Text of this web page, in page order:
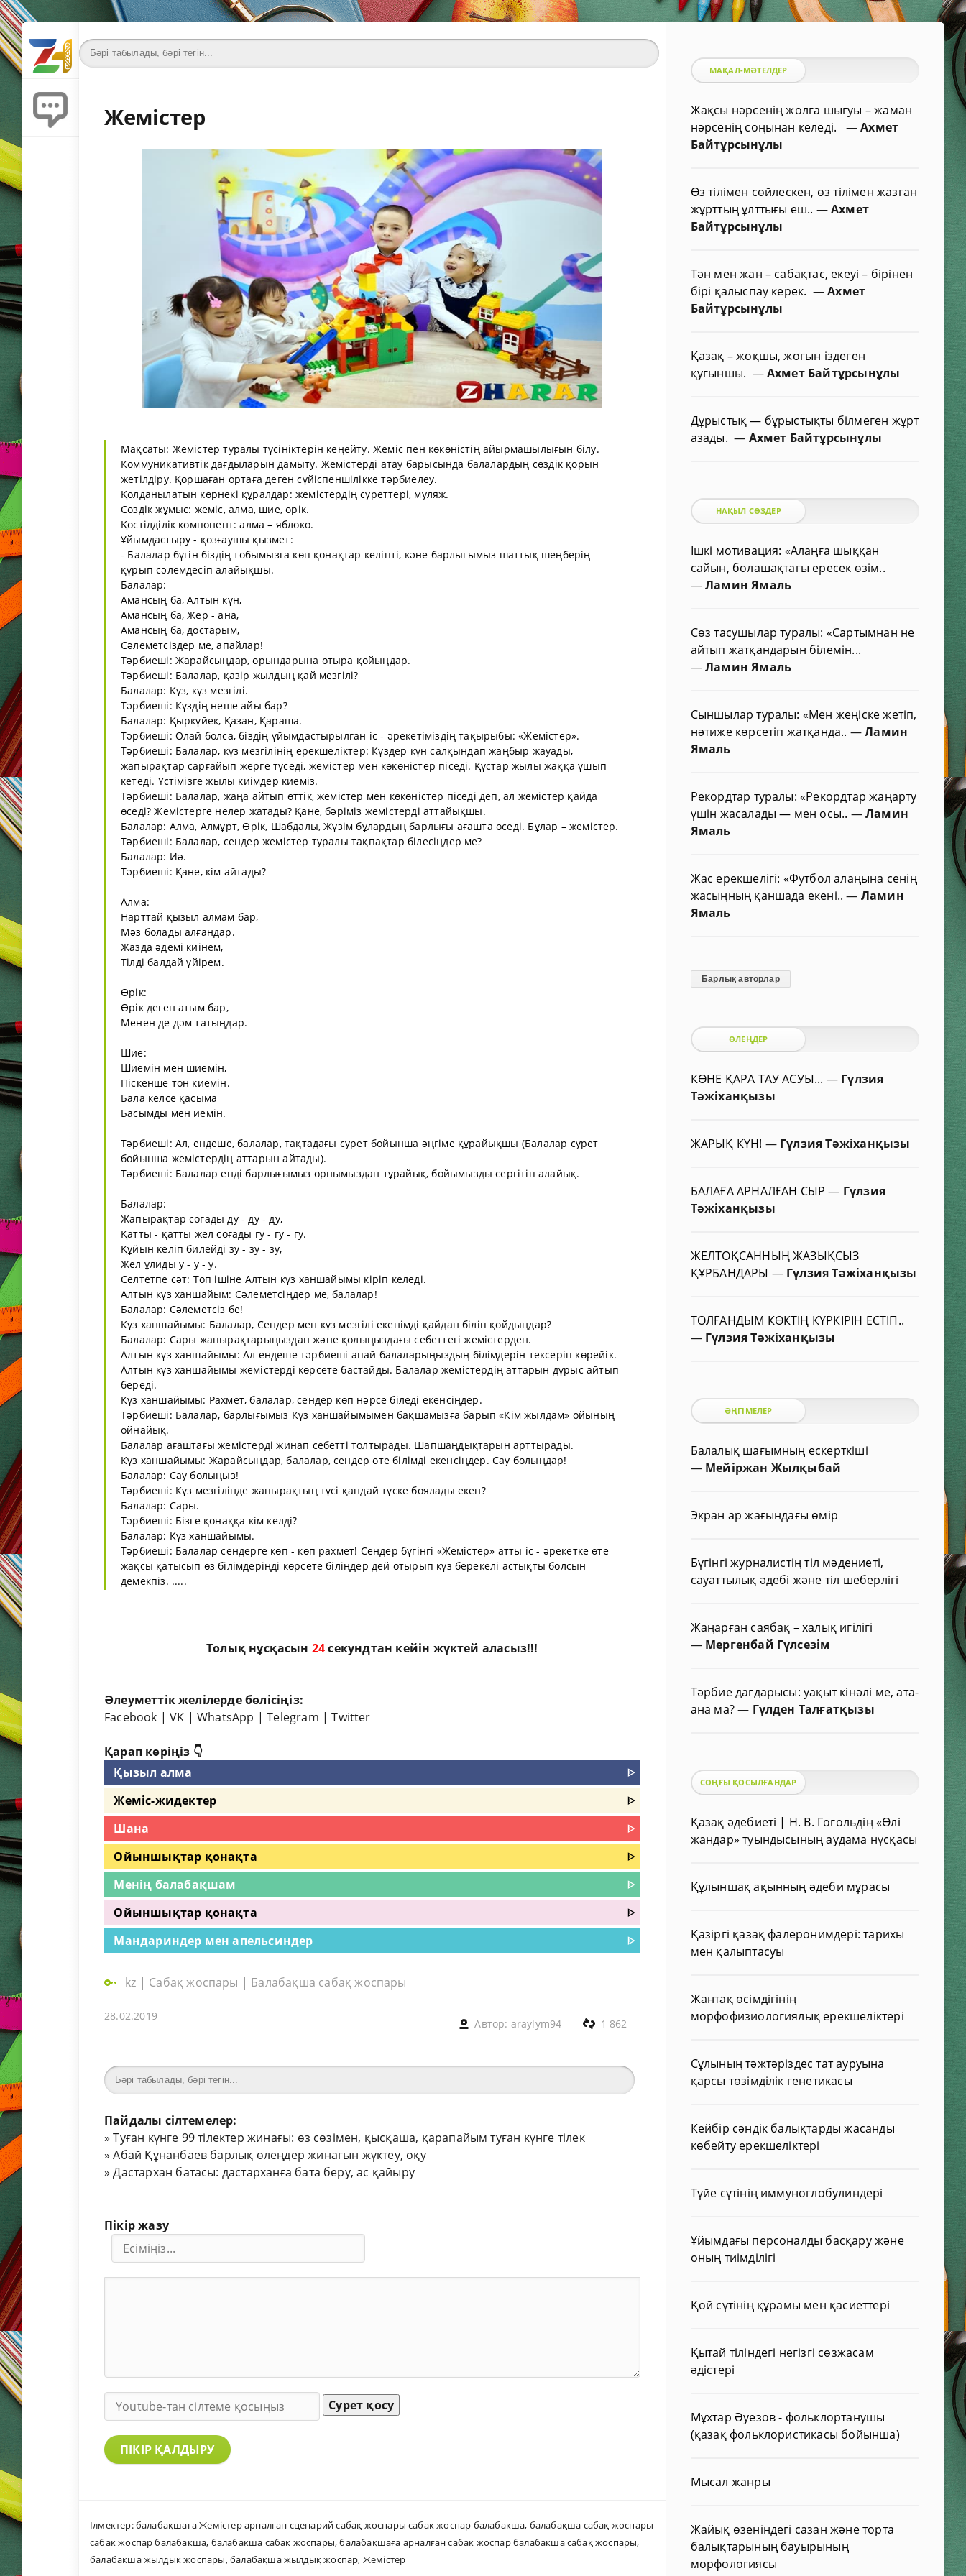
Жемістер
Мақсаты: Жемістер туралы түсініктерін кеңейту. Жеміс пен көкөністің айырмашылығын білу.
Коммуникативтік дағдыларын дамыту. Жемістерді атау барысында балалардың сөздік қорын
жетілдіру. Қоршаған ортаға деген сүйіспеншілікке тәрбиелеу.
Қолданылатын көрнекі құралдар: жемістердің суреттері, муляж.
Сөздік жұмыс: жеміс, алма, шие, өрік.
Қостілділік компонент: алма – яблоко.
Ұйымдастыру - қозғаушы қызмет:
- Балалар бүгін біздің тобымызға көп қонақтар келіпті, кәне барлығымыз шаттық шеңберің
құрып сәлемдесіп алайықшы.
Балалар:
Амансың ба, Алтын күн,
Амансың ба, Жер - ана,
Амансың ба, достарым,
Сәлеметсіздер ме, апайлар!
Тәрбиеші: Жарайсыңдар, орындарына отыра қойыңдар.
Тәрбиеші: Балалар, қазір жылдың қай мезгілі?
Балалар: Күз, күз мезгілі.
Тәрбиеші: Күздің неше айы бар?
Балалар: Қыркүйек, Қазан, Қараша.
Тәрбиеші: Олай болса, біздің ұйымдастырылған іс - әрекетіміздің тақырыбы: «Жемістер».
Тәрбиеші: Балалар, күз мезгілінің ерекшеліктер: Күздер күн салқындап жаңбыр жауады,
жапырақтар сарғайып жерге түседі, жемістер мен көкөністер піседі. Құстар жылы жаққа ұшып
кетеді. Үстімізге жылы киімдер киеміз.
Тәрбиеші: Балалар, жаңа айтып өттік, жемістер мен көкөністер піседі деп, ал жемістер қайда
өседі? Жемістерге нелер жатады? Қане, бәріміз жемістерді аттайықшы.
Балалар: Алма, Алмұрт, Өрік, Шабдалы, Жүзім бұлардың барлығы ағашта өседі. Бұлар – жемістер.
Тәрбиеші: Балалар, сендер жемістер туралы тақпақтар білесіңдер ме?
Балалар: Иә.
Тәрбиеші: Қане, кім айтады?
Алма:
Нарттай қызыл алмам бар,
Мәз болады алғандар.
Жазда әдемі киінем,
Тілді балдай үйірем.
Өрік:
Өрік деген атым бар,
Менен де дәм татыңдар.
Шие:
Шиемін мен шиемін,
Піскенше тон киемін.
Бала келсе қасыма
Басымды мен иемін.
Тәрбиеші: Ал, ендеше, балалар, тақтадағы сурет бойынша әңгіме құрайықшы (Балалар сурет
бойынша жемістердің аттарын айтады).
Тәрбиеші: Балалар енді барлығымыз орнымыздан тұрайық, бойымызды сергітіп алайық.
Балалар:
Жапырақтар соғады ду - ду - ду,
Қатты - қатты жел соғады гу - гу - гу.
Құйын келіп билейді зу - зу - зу,
Жел ұлиды у - у - у.
Селтетпе сәт: Топ ішіне Алтын күз ханшайымы кіріп келеді.
Алтын күз ханшайым: Сәлеметсіңдер ме, балалар!
Балалар: Сәлеметсіз бе!
Күз ханшайымы: Балалар, Сендер мен күз мезгілі екенімді қайдан біліп қойдыңдар?
Балалар: Сары жапырақтарыңыздан және қолыңыздағы себеттегі жемістерден.
Алтын күз ханшайымы: Ал ендеше тәрбиеші апай балаларыңыздың білімдерін тексеріп көрейік.
Алтын күз ханшайымы жемістерді көрсете бастайды. Балалар жемістердің аттарын дұрыс айтып
береді.
Күз ханшайымы: Рахмет, балалар, сендер көп нәрсе біледі екенсіңдер.
Тәрбиеші: Балалар, барлығымыз Күз ханшайымымен бақшамызға барып «Кім жылдам» ойының
ойнайық.
Балалар ағаштағы жемістерді жинап себетті толтырады. Шапшаңдықтарын арттырады.
Күз ханшайымы: Жарайсыңдар, балалар, сендер өте білімді екенсіңдер. Сау болыңдар!
Балалар: Сау болыңыз!
Тәрбиеші: Күз мезгілінде жапырақтың түсі қандай түске боялады екен?
Балалар: Сары.
Тәрбиеші: Бізге қонаққа кім келді?
Балалар: Күз ханшайымы.
Тәрбиеші: Балалар сендерге көп - көп рахмет! Сендер бүгінгі «Жемістер» атты іс - әрекетке өте
жақсы қатысып өз білімдеріңді көрсете біліңдер дей отырып күз берекелі астықты болсын
демекпіз. .....
Толық нұсқасын 23секундтан кейін жүктей аласыз!!!
Әлеуметтік желілерде бөлісіңіз:
Facebook |VK |WhatsApp |Telegram |Twitter
Қарап көріңіз 👇
Қызыл алма
ᐈ
Жеміс-жидектер
ᐈ
Шана
ᐈ
Ойыншықтар қонақта
ᐈ
Менің балабақшам
ᐈ
Ойыншықтар қонақта
ᐈ
Мандариндер мен апельсиндер
ᐈ
kz | Сабақ жоспары | Балабақша сабақ жоспары
28.02.2019
Автор: araylym94 1 862
Пайдалы сілтемелер:
»Туған күнге 99 тілектер жинағы: өз сөзімен, қысқаша, қарапайым туған күнге тілек
»Абай Құнанбаев барлық өлеңдер жинағын жүктеу, оқу
»Дастархан батасы: дастарханға бата беру, ас қайыру
Пікір жазу
Сурет қосу
ПІКІР ҚАЛДЫРУ
Ілмектер:балабақшаға Жемістер арналған сценарий сабақ жоспары сабак жоспар балабакша, балабақша сабақ жоспары
сабак жоспар балабакша, балабакша сабак жоспары,балабақшаға арналған сабак жоспар балабакша сабақ жоспары,
балабакша жылдык жоспары,балабақша жылдық жоспар, Жемістер
МАҚАЛ-МӘТЕЛДЕР
Жақсы нәрсенің жолға шығуы – жаман
нәрсенің соңынан келеді. —Ахмет
Байтұрсынұлы
Өз тілімен сөйлескен, өз тілімен жазған
жұрттың ұлттығы еш.. —Ахмет
Байтұрсынұлы
Тән мен жан – сабақтас, екеуі – бірінен
бірі қалыспау керек. —Ахмет
Байтұрсынұлы
Қазақ – жоқшы, жоғын іздеген
қуғыншы. —Ахмет Байтұрсынұлы
Дұрыстық — бұрыстықты білмеген жұрт
азады.— Ахмет Байтұрсынұлы
НАҚЫЛ СӨЗДЕР
Ішкі мотивация: «Алаңға шыққан
сайын, болашақтағы ересек өзім..
—Ламин Ямаль
Сөз тасушылар туралы: «Сартымнан не
айтып жатқандарын білемін...
—Ламин Ямаль
Сыншылар туралы: «Мен жеңіске жетіп,
нәтиже көрсетіп жатқанда.. —Ламин
Ямаль
Рекордтар туралы: «Рекордтар жаңарту
үшін жасалады — мен осы.. —Ламин
Ямаль
Жас ерекшелігі: «Футбол алаңына сенің
жасыңның қаншада екені..— Ламин
Ямаль
Барлық авторлар
ӨЛЕҢДЕР
КӨНЕ ҚАРА ТАУ АСУЫ... — Гүлзия
Тәжіханқызы
ЖАРЫҚ КҮН! — Гүлзия Тәжіханқызы
БАЛАҒА АРНАЛҒАН СЫР— Гүлзия
Тәжіханқызы
ЖЕЛТОҚСАННЫҢ ЖАЗЫҚСЫЗ
ҚҰРБАНДАРЫ — Гүлзия Тәжіханқызы
ТОЛҒАНДЫМ КӨКТІҢ КҮРКІРІН ЕСТІП..
— Гүлзия Тәжіханқызы
ӘҢГІМЕЛЕР
Балалық шағымның ескерткіші
— Мейіржан Жылқыбай
Экран ар жағындағы өмір
Бүгінгі журналистің тіл мәдениеті,
сауаттылық әдебі және тіл шеберлігі
Жаңарған саябақ – халық игілігі
— Мергенбай Гүлсезім
Тәрбие дағдарысы: уақыт кінәлі ме, ата-
ана ма?— Гүлден Талғатқызы
СОҢҒЫ ҚОСЫЛҒАНДАР
Қазақ әдебиеті | Н. В. Гогольдің «Өлі
жандар» туындысының аудама нұсқасы
Құлыншақ ақынның әдеби мұрасы
Қазіргі қазақ фалеронимдері: тарихы
мен қалыптасуы
Жантақ өсімдігінің
морфофизиологиялық ерекшеліктері
Сұлының тәжтәріздес тат ауруына
қарсы төзімділік генетикасы
Кейбір сәндік балықтарды жасанды
көбейту ерекшеліктері
Түйе сүтінің иммуноглобулиндері
Ұйымдағы персоналды басқару және
оның тиімділігі
Қой сүтінің құрамы мен қасиеттері
Қытай тіліндегі негізгі сөзжасам
әдістері
Мұхтар Әуезов - фольклортанушы
(қазақ фольклористикасы бойынша)
Мысал жанры
Жайық өзеніндегі сазан және торта
балықтарының бауырының
морфологиясы